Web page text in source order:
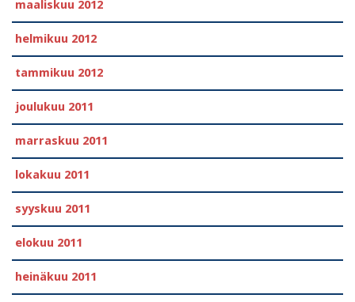
maaliskuu 2012
helmikuu 2012
tammikuu 2012
joulukuu 2011
marraskuu 2011
lokakuu 2011
syyskuu 2011
elokuu 2011
heinäkuu 2011